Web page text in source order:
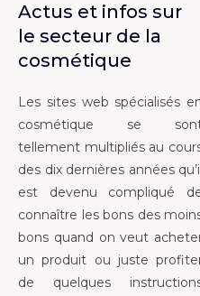
Actus et infos sur
le secteur de la
cosmétique
Les sites web spécialisés
cosmétique se
tellement multipliés au
des dix dernières années
est devenu compliqué
connaître les bons des
bons quand on veut
un produit ou juste
de quelques